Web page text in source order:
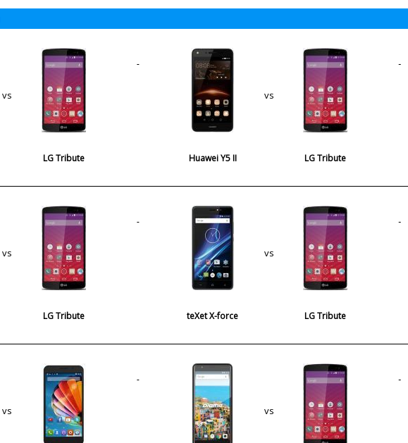
vs
LG Tribute Huawei Y5 II
vs
LG Tribute
vs
LG Tribute teXet X-force
vs
LG Tribute
vs vs